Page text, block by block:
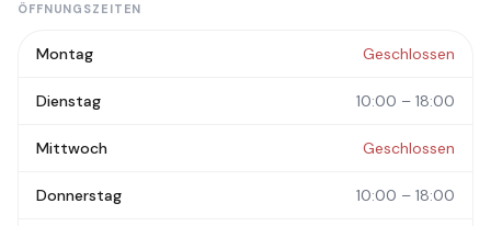
ÖFFNUNGSZEITEN
Montag Geschlossen
Dienstag 10:00 – 18:00
Mittwoch Geschlossen
Donnerstag 10:00 – 18:00